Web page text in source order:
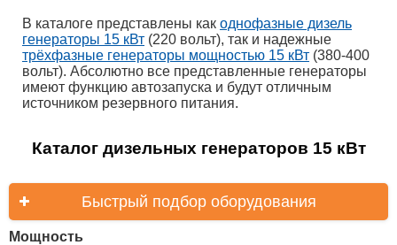
В каталоге представлены как однофазные дизель
генераторы 15 кВт (220 вольт), так и надежные
трёхфазные генераторы мощностью 15 кВт (380-400
вольт). Абсолютно все представленные генераторы
имеют функцию автозапуска и будут отличным
источником резервного питания.
Каталог дизельных генераторов 15 кВт
Быстрый подбор оборудования
Мощность